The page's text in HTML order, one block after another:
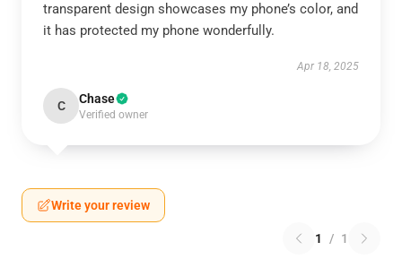
transparent design showcases my phone’s color, and
it has protected my phone wonderfully.
Apr 18, 2025
C Chase
Verified owner
Write your review
1 / 1